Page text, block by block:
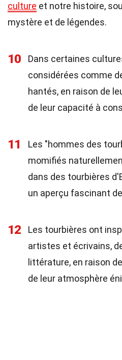
culture et notre histoire,
mystère et de légendes.
10
Dans certaines
considérées comme
hantés, en raison de
de leur capacité à
11
Les "hommes des
momifiés
dans des tourbières
un aperçu fascinant
12
Les tourbières ont
artistes et écrivains,
littérature, en raison
de leur atmosphère